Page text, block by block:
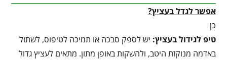
אפשר לגדל בעציץ?
כן
טיפ לגידול בעציץ: יש לספק סבכה או תמיכה לטיפוס, לשתול
באדמה מנוקזת היטב, ולהשקות באופן מתון. מתאים לעציץ גדול